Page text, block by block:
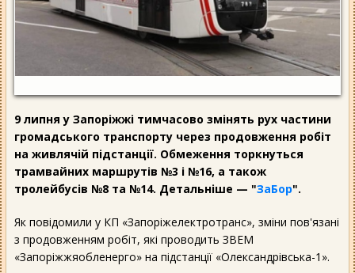
9 липня у Запоріжжі тимчасово змінять рух частини
громадського транспорту через продовження робіт
на живлячій підстанції. Обмеження торкнуться
трамвайних маршрутів №3 і №16, а також
тролейбусів №8 та №14. Детальніше — "ЗаБор".
Як повідомили у КП «Запоріжелектротранс», зміни пов'язані
з продовженням робіт, які проводить ЗВЕМ
«Запоріжжяобленерго» на підстанції «Олександрівська-1».